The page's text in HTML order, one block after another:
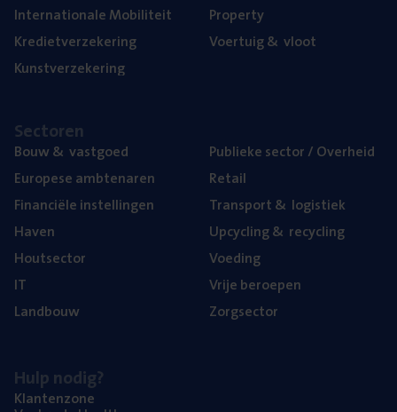
Inter­na­ti­o­na­le Mobiliteit
Kre­diet­ver­ze­ke­ring
Kunst­ver­ze­ke­ring
Pro­per­ty
Voer­tuig& vloot
Sec­to­ren
Bouw& vastgoed
Euro­pe­se ambtenaren
Finan­ci­ë­le instellingen
Haven
Hout­sec­tor
IT
Land­bouw
Publie­ke sec­tor / Overheid
Retail
Trans­port& logistiek
Upcy­cling& recycling
Voe­ding
Vrije beroe­pen
Zorg­sec­tor
Hulp nodig?
Klan­ten­zo­ne